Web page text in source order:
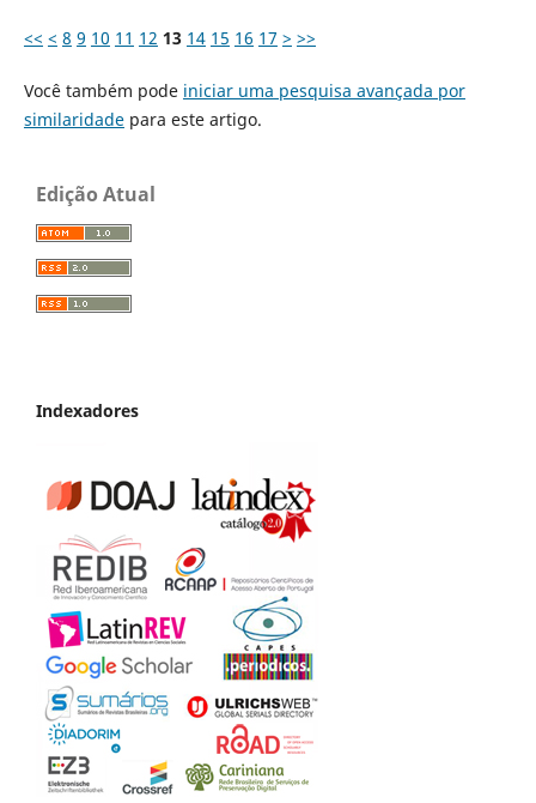
<< < 8 9 10 11 12 13 14 15 16 17 > >>
Você também pode iniciar uma pesquisa avançada por
similaridadepara este artigo.
Edição Atual
Indexadores